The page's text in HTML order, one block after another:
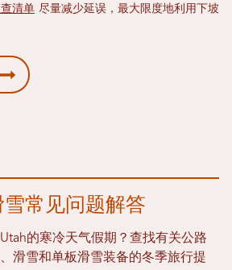
清单 尽量减少延误，最大限度地利用下坡
常见问题解答
的寒冷天气假期？查找有关公路
滑雪和单板滑雪装备的冬季旅行提